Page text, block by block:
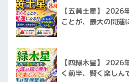
【五黄土星】 2026
ことが、最大の開運
【四緑木星】 2026
く前半、賢く楽しん